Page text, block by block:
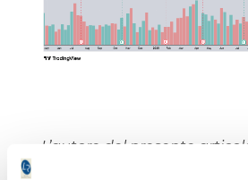
L’autore del presente
all’Ordine dei Giornalisti e